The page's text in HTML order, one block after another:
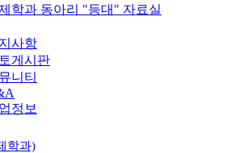
학과 동아리 "등대" 자료실
사항
게시판
니티
정보
학과)